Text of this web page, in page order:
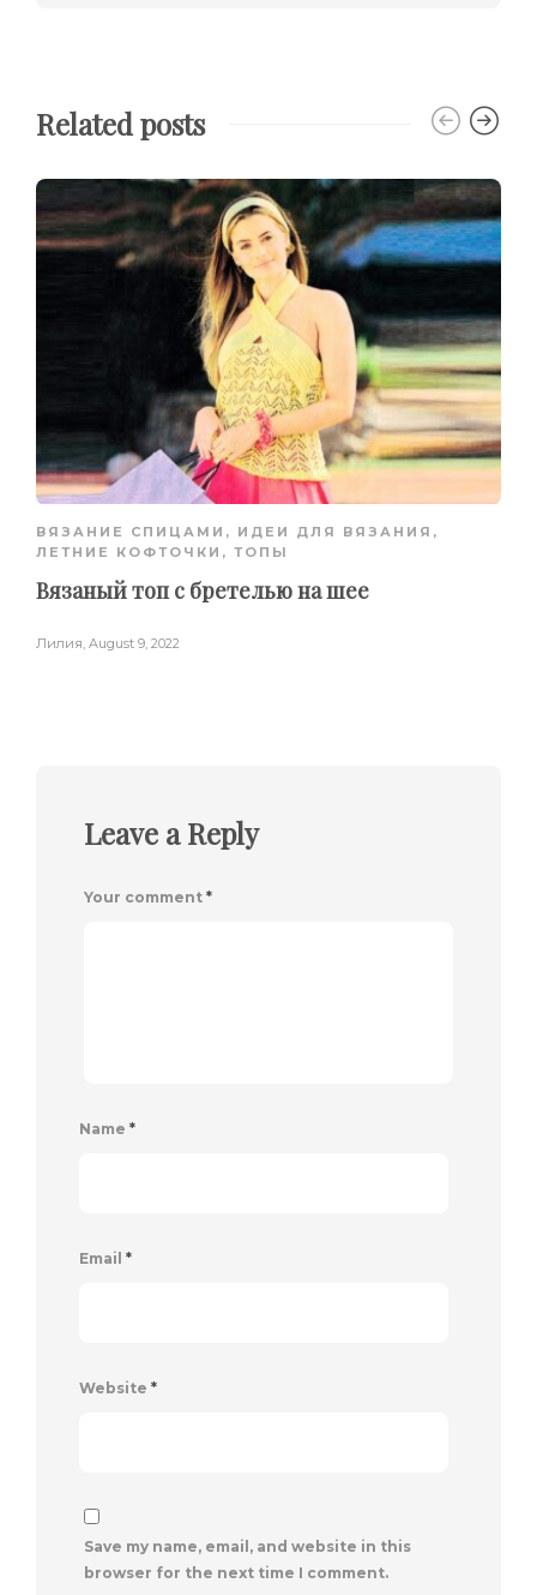
Related posts
ВЯЗАНИЕ СПИЦАМИ , ИДЕИ ДЛЯ ВЯЗАНИЯ ,
ЛЕТНИЕ КОФТОЧКИ, ТОПЫ
Вязаный топ с бретелью на шее
Лилия, August 9, 2022
Leave a Reply
Your comment *
Name *
Email *
Website *
Save my name, email, and website in this
browser for the next time I comment.